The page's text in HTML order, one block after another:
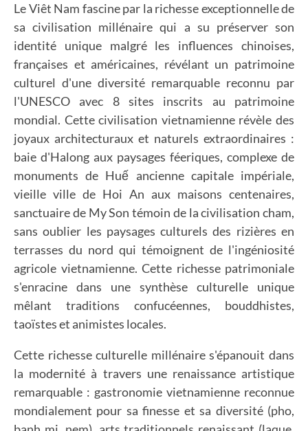
Le Viêt Nam fascine par la richesse exceptionnelle de
sa civilisation millénaire qui a su préserver son
identité unique malgré les influences chinoises,
françaises et américaines, révélant un patrimoine
culturel d'une diversité remarquable reconnu par
l'UNESCO avec 8 sites inscrits au patrimoine
mondial. Cette civilisation vietnamienne révèle des
joyaux architecturaux et naturels extraordinaires :
baie d'Halong aux paysages féeriques, complexe de
monuments de Huế ancienne capitale impériale,
vieille ville de Hoi An aux maisons centenaires,
sanctuaire de My Son témoin de la civilisation cham,
sans oublier les paysages culturels des rizières en
terrasses du nord qui témoignent de l'ingéniosité
agricole vietnamienne. Cette richesse patrimoniale
s'enracine dans une synthèse culturelle unique
mêlant traditions confucéennes, bouddhistes,
taoïstes et animistes locales.
Cette richesse culturelle millénaire s'épanouit dans
la modernité à travers une renaissance artistique
remarquable : gastronomie vietnamienne reconnue
mondialement pour sa finesse et sa diversité (pho,